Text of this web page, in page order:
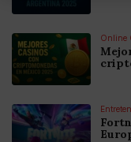
Online